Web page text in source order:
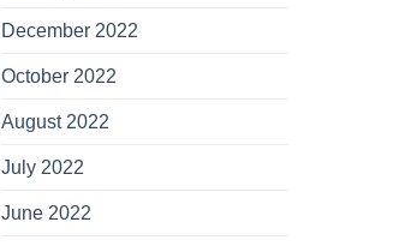
December 2022
October 2022
August 2022
July 2022
June 2022